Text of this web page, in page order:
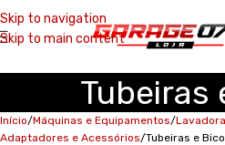
Skip to navigation
Skip to main content
Tubeiras
Início Máquinas e Equipamentos
Adaptadores e Acessórios Tubeiras e